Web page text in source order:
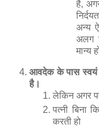
करती हो
पति-पत्नी
करने की
व्यक्ति
सामाजिक
फेर बदल होने
जा सकता है।
धारा 127